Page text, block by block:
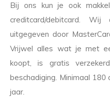
Bij ons kun je ook
creditcard/debitcard.
uitgegeven door
Vrijwel alles wat je met
koopt, is gratis
beschadiging. Minimaal
jaar.